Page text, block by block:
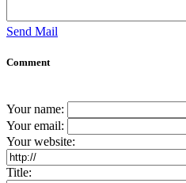
Send Mail
Comment
Your name:
Your email:
Your website:
Title: